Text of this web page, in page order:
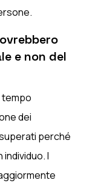
e non del
tempo
dei
perché
I